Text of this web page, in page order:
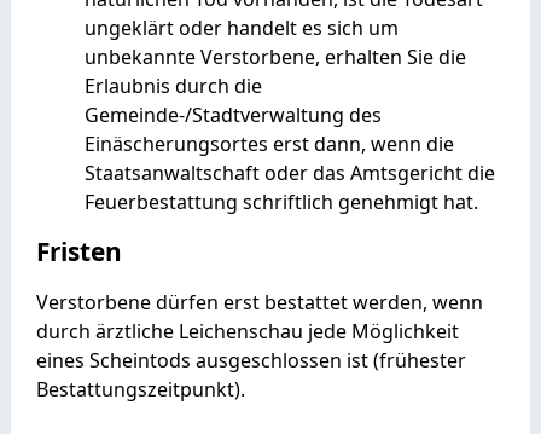
ungeklärt oder handelt es sich um
unbekannte Verstorbene, erhalten Sie die
Erlaubnis durch die
Gemeinde-/Stadtverwaltung des
Einäscherungsortes erst dann, wenn die
Staatsanwaltschaft oder das Amtsgericht die
Feuerbestattung schriftlich genehmigt hat.
Fristen
Verstorbene dürfen erst bestattet werden, wenn
durch ärztliche Leichenschau jede Möglichkeit
eines Scheintods ausgeschlossen ist (frühester
Bestattungszeitpunkt).